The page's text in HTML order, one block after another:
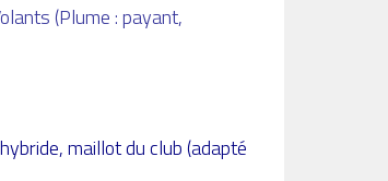
(Plume : payant,
maillot du club (adapté